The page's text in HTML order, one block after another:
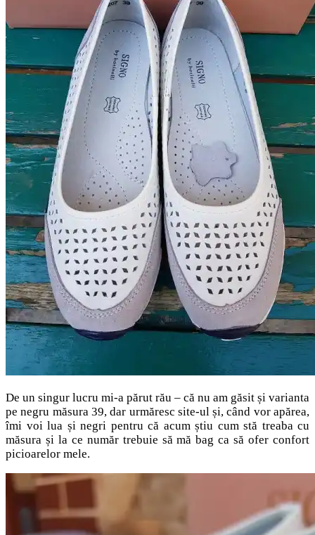
De un singur lucru mi-a părut rău – că nu am găsit și varianta
pe negru măsura 39, dar urmăresc site-ul și, când vor apărea,
îmi voi lua și negri pentru că acum știu cum stă treaba cu
măsura și la ce număr trebuie să mă bag ca să ofer confort
picioarelor mele.